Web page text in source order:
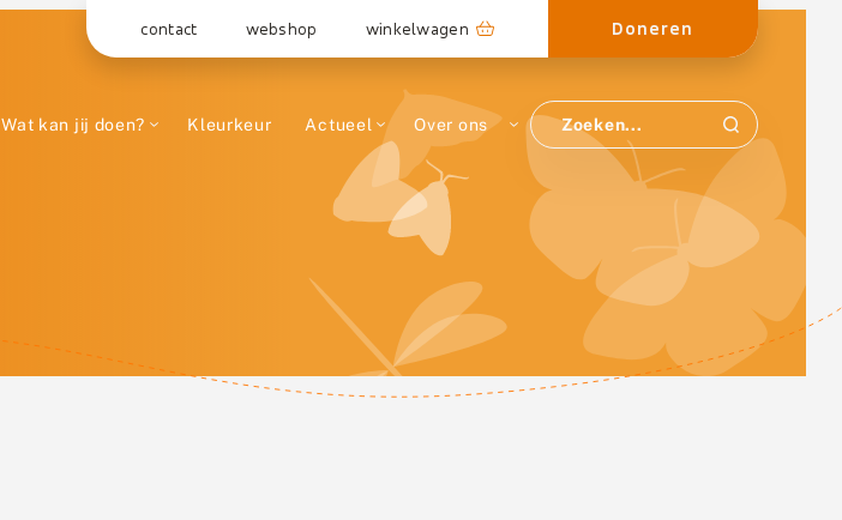
contact webshop winkelwagen Doneren
Wat kan jij doen? Kleurkeur Actueel Over ons